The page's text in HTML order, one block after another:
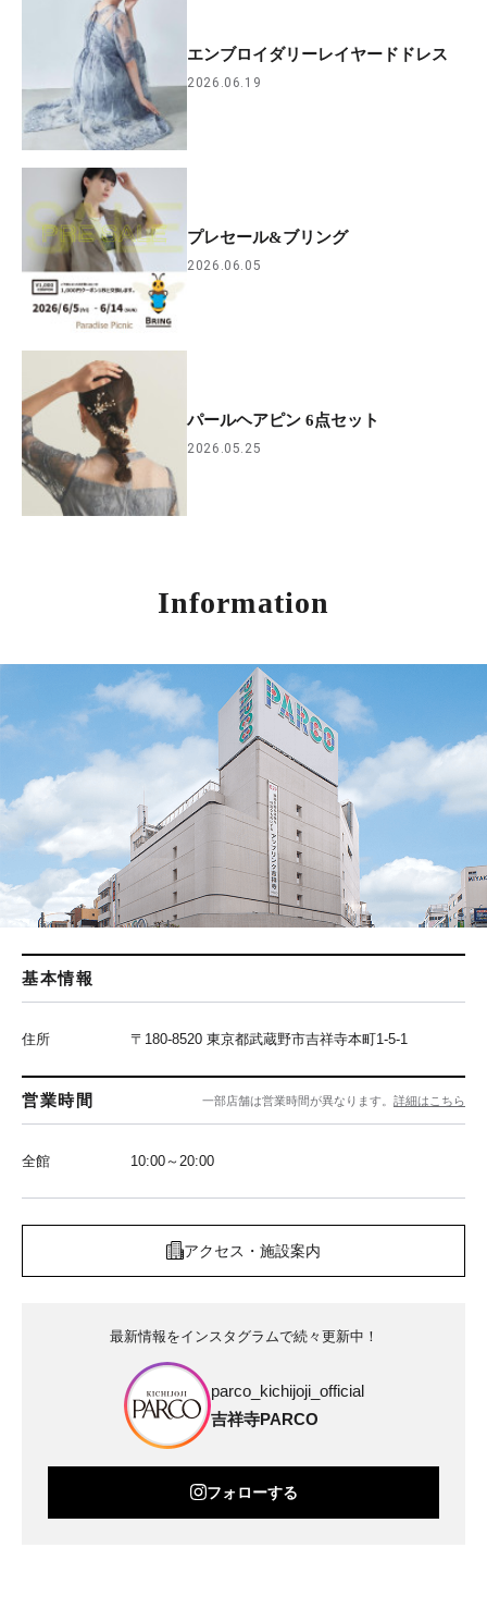
エンブロイダリーレイヤードドレス
2026.06.19
プレセール&ブリング
2026.06.05
パールヘアピン 6点セット
2026.05.25
Information
基本情報
住所 〒180-8520 東京都武蔵野市吉祥寺本町1-5-1
営業時間 一部店舗は営業時間が異なります。 詳細はこちら
全館 10:00～20:00
アクセス・施設案内
最新情報をインスタグラムで続々更新中！
parco_kichijoji_official
吉祥寺PARCO
フォローする